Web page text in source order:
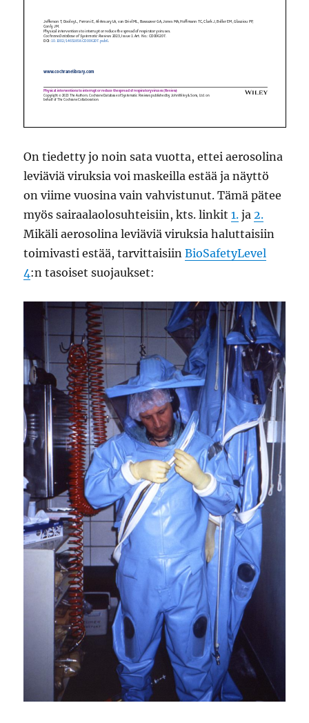
On tiedetty jo noin sata vuotta, ettei aerosolina
leviäviä viruksia voi maskeilla estää ja näyttö
on viime vuosina vain vahvistunut. Tämä pätee
myös sairaalaolosuhteisiin, kts. linkit1. ja2.
Mikäli aerosolina leviäviä viruksia haluttaisiin
toimivasti estää, tarvittaisiinBioSafetyLevel
4:n tasoiset suojaukset: